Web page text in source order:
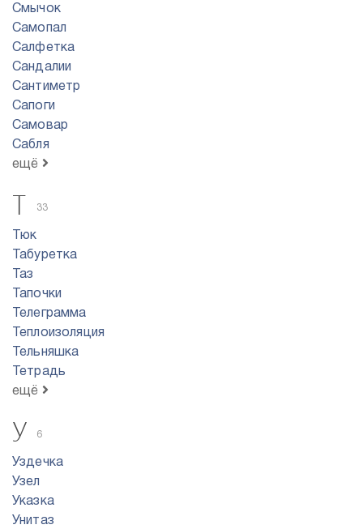
Смычок
Самопал
Салфетка
Сандалии
Сантиметр
Сапоги
Самовар
Сабля
ещё
Т 33
Тюк
Табуретка
Таз
Тапочки
Телеграмма
Теплоизоляция
Тельняшка
Тетрадь
ещё
У 6
Уздечка
Узел
Указка
Унитаз